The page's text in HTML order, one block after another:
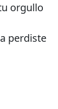
orgullo
perdiste